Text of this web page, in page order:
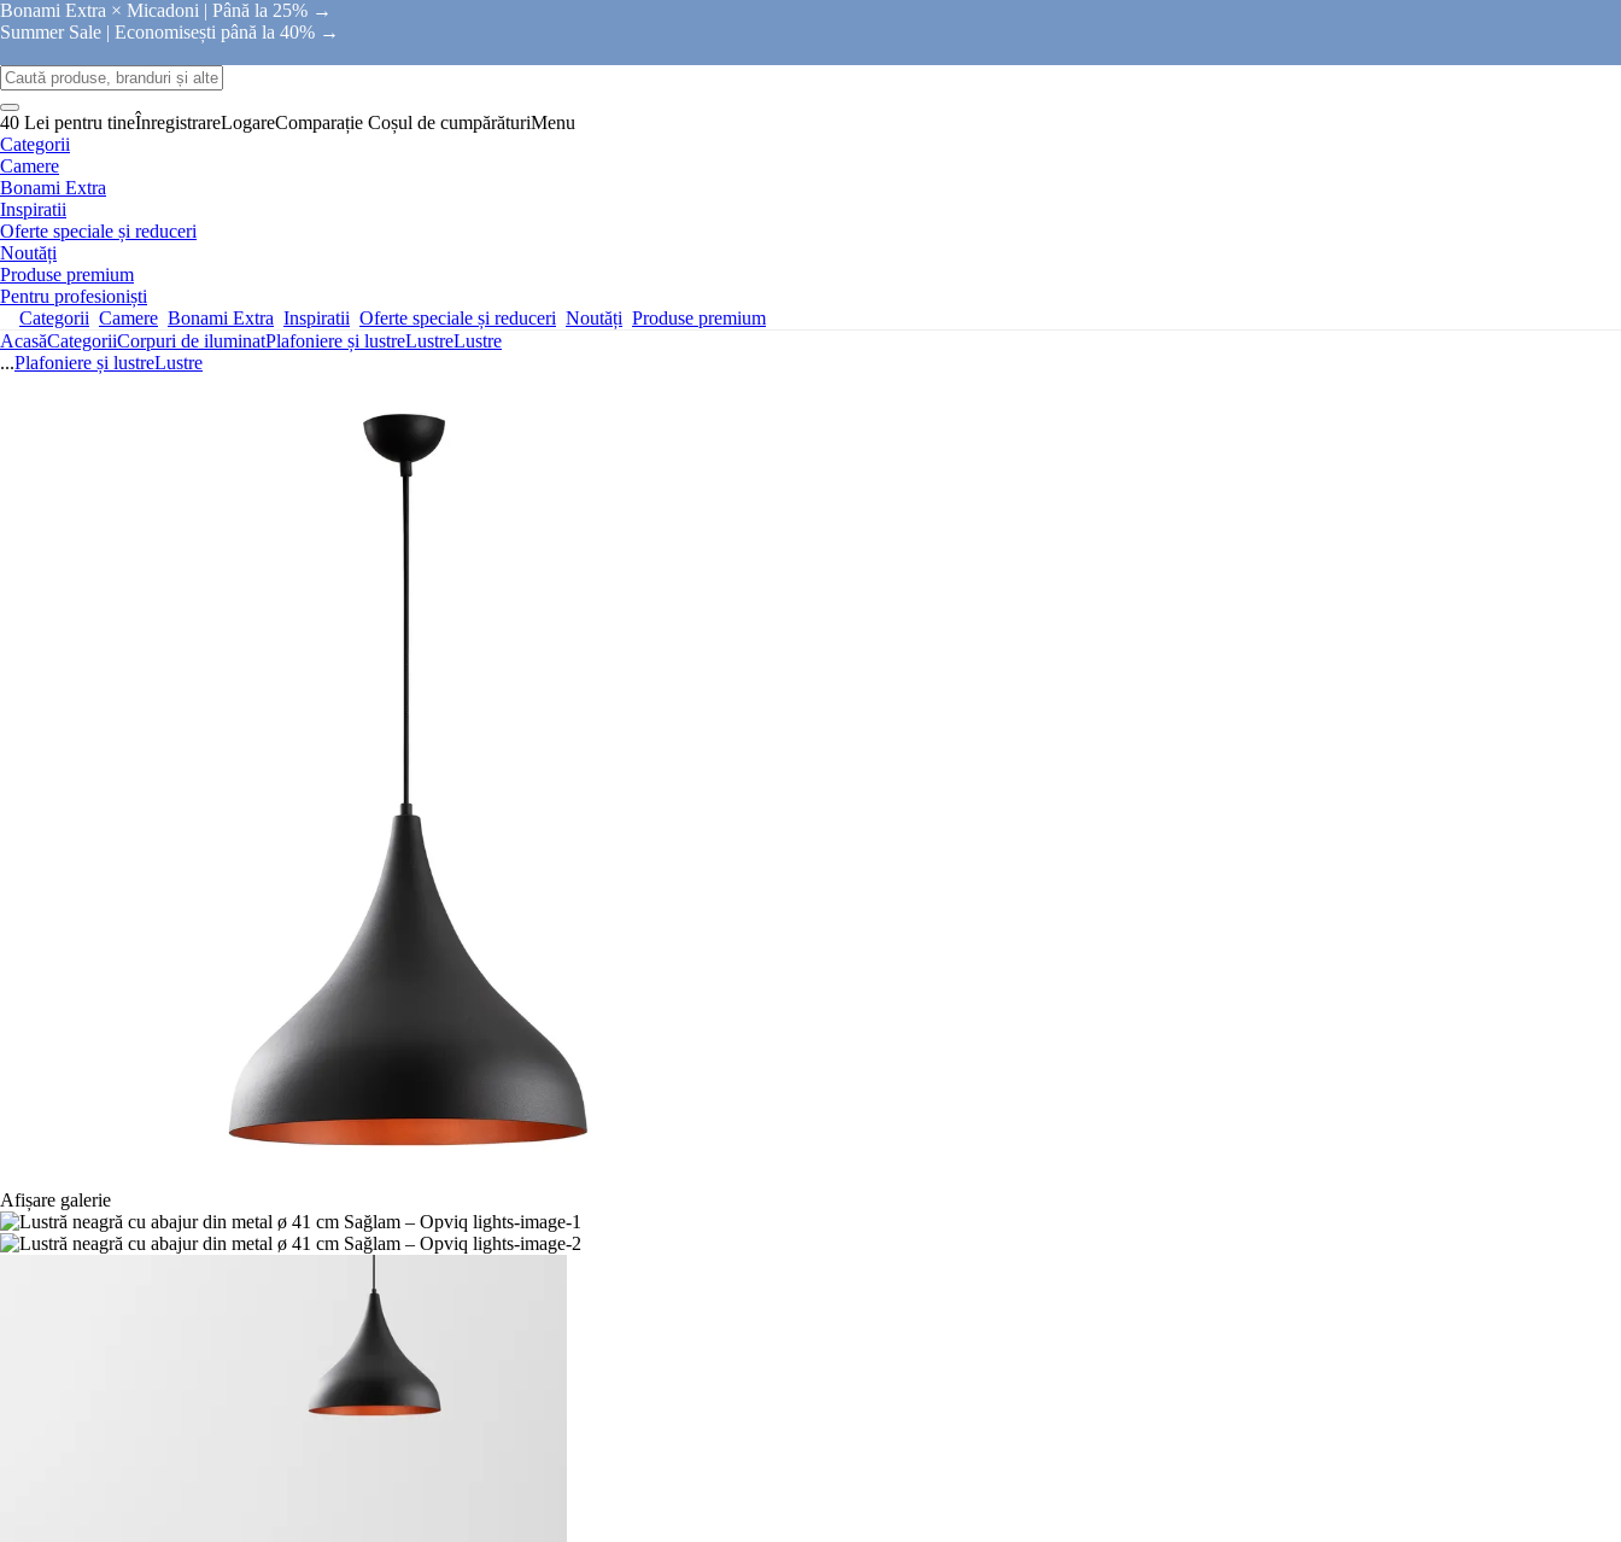
Bonami Extra × Micadoni | Până la 25% →
Summer Sale | Economisești până la 40% →
40 Lei pentru tineÎnregistrareLogareComparație Coșul de cumpărăturiMenu
Categorii
Camere
Bonami Extra
Inspiratii
Oferte speciale și reduceri
Noutăți
Produse premium
Pentru profesioniști
Categorii Camere Bonami Extra Inspiratii Oferte speciale și reduceri Noutăți Produse premium
AcasăCategoriiCorpuri de iluminatPlafoniere și lustreLustreLustre
...Plafoniere și lustreLustre
Afișare galerie